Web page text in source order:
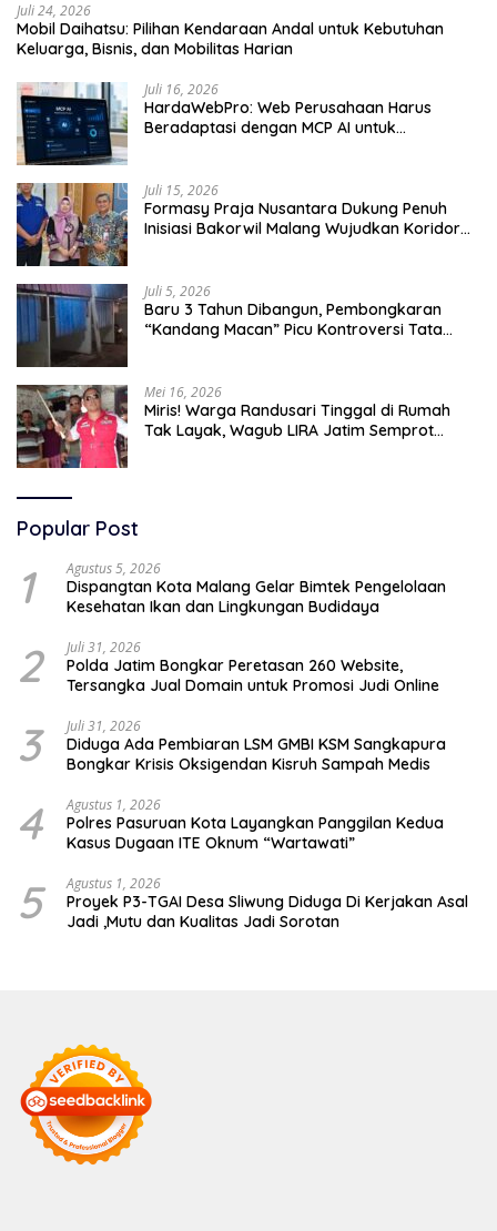
Juli 24, 2026
Mobil Daihatsu: Pilihan Kendaraan Andal untuk Kebutuhan
Keluarga, Bisnis, dan Mobilitas Harian
Juli 16, 2026
HardaWebPro: Web Perusahaan Harus
Beradaptasi dengan MCP AI untuk
Juli 15, 2026
Formasy Praja Nusantara Dukung Penuh
Inisiasi Bakorwil Malang Wujudkan Koridor
Juli 5, 2026
Baru 3 Tahun Dibangun, Pembongkaran
“Kandang Macan” Picu Kontroversi Tata
Mei 16, 2026
Miris! Warga Randusari Tinggal di Rumah
Tak Layak, Wagub LIRA Jatim Semprot
Popular Post
1 Agustus 5, 2026
Dispangtan Kota Malang Gelar Bimtek Pengelolaan
Kesehatan Ikan dan Lingkungan Budidaya
2 Juli 31, 2026
Polda Jatim Bongkar Peretasan 260 Website,
Tersangka Jual Domain untuk Promosi Judi Online
3 Juli 31, 2026
Diduga Ada Pembiaran LSM GMBI KSM Sangkapura
Bongkar Krisis Oksigendan Kisruh Sampah Medis
4 Agustus 1, 2026
Polres Pasuruan Kota Layangkan Panggilan Kedua
Kasus Dugaan ITE Oknum “Wartawati”
5 Agustus 1, 2026
Proyek P3-TGAI Desa Sliwung Diduga Di Kerjakan Asal
Jadi ,Mutu dan Kualitas Jadi Sorotan